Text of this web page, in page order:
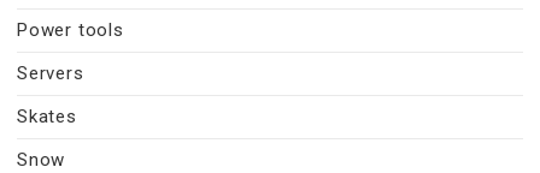
Power tools
Servers
Skates
Snow